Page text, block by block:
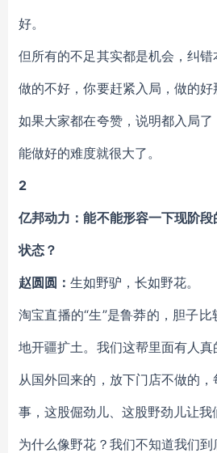
好。
但所有的不足其实都是机会，纠
做的不好，你要赶紧入局，做的好
如果大家都在夸赞，说明都入局
能做好的难度就很大了。
2
亿邦动力：能不能形容一下现阶
状态？
赵圆圆： 生如野驴，长如野花。
淘宝直播的“生”是鲁莽的，胆子
地开疆扩土。我们这帮里面有人真
从国外回来的，放下门店不做的
事，这股倔劲儿、这股野劲儿让我
为什么像野花？我们不知道我们